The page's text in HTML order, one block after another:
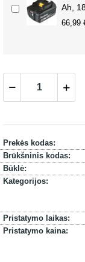
Ah,
66,99
Prekės kodas:
Brūkšninis kodas:
Būklė:
Kategorijos:
Pristatymo laikas:
Pristatymo kaina: